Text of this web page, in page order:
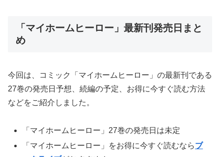
「マイホームヒーロー」最新刊発売日まと
め
今回は、コミック「マイホームヒーロー」の最新刊である
27巻の発売日予想、続編の予定、お得に今すぐ読む方法
などをご紹介しました。
「マイホームヒーロー」27巻の発売日は未定
「マイホームヒーロー」をお得に今すぐ読むならブ